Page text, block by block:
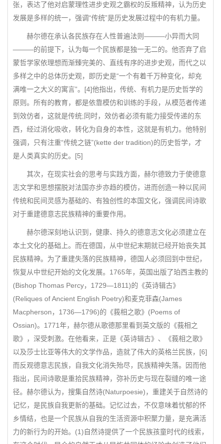
张，表达了他对启蒙理性进步史观之霸权的反叛精神，认为历史
发展是多样的统一，强调“传统”是历史发展过程中的有机力量。
赫尔德在承认各民族存在人性普遍法则———小异而大同
———的前提下，认为每一个民族都是独一无二的。他否弃了启
蒙哲学家依理想而渐臻完美的、直线有序的进步史观，而代之以
多样之中的总体历史观，即历史是“一个有着千万种变化，却充
满唯一之大义的寓言”。[4]他指出，传统、有机力是历史哲学的
原则。所有的教育，都是依靠模仿和训练的手段，从模范者传递
到效仿者，这就是传统;同时，效仿者必须有能力接受传递的东
西，经过消化吸收，转化为自身的本性，这就是有机力。他特别
强调，只有注重“传统之链”(kette der tradition)的历史哲学，才
是人类真实的历史。[5]
其次，在现实社会的思考与实践方面，赫尔德致力于使德意
志文学和思想摆脱对法国亦步亦趋的模仿，进而创造一种以民间
传统和民间灵感为基础的、有独创性的本国文化，强调民间诗歌
对于重建德意志民族精神的重要作用。
赫尔德深刻地认识到，健康、持久的德意志文化必须建立在
本土文化的基础上。而在德国，从中世纪末期就已经开始丧失其
民族精神。为了重建失落的民族精神，德国人必须回到中世纪，
恢复从中世纪开始的文化发展。1765年，英国出版了珀西主教的
(Bishop Thomas Percy，1729—1811)的《英诗辑古》
(Reliques of Ancient English Poetry)和麦克菲森(James
Macpherson，1736—1796)的《莪相之歌》(Poems of
Ossian)。1771年，赫尔德从歌德那里看到英文版的《莪相之
歌》，深受刺激。在他看来，正是《英诗辑古》、《莪相之歌》
以及莎士比亚等伟大的文学作品，造就了伟大的英格兰民族，[6]
而反观德意志民族，自我文化消失殆尽，民族精神失落。因而他
指出，民间诗歌是重拾民族精神，弥补历史与现在裂缝的唯一途
径。赫尔德认为，搜集自然诗(Naturpoesie)，重建关于自然诗的
记忆，是民族自我更新的基础。记忆过去，不仅意味着忧郁的怀
乡情结，也是一个民族从自我的生活资源中积聚力量，是充满活
力的新行为的开始。(1)自然诗提供了一个民族孩童时代的线索，